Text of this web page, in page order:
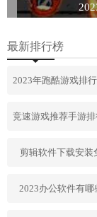
最新排行榜
剪辑软件下载安装
2023办公软件有